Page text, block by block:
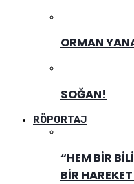
ORMAN
SOĞAN!
RÖPORTAJ
“HEM BIR
BIR